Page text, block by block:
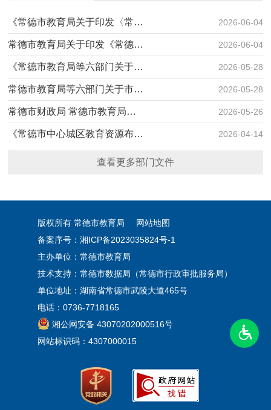
2026-06-04
《常德市教育局关于印发〈常…
2026-06-04
常德市教育局关于印发《常德…
2026-05-28
《常德市教育局等六部门关于…
2026-05-28
常德市教育局等六部门关于市…
2026-05-26
常德市财政局 常德市教育局…
2026-04-14
《常德市中心城区教育资源布…
查看更多部门文件
版权所有 常德市教育局
网站地图
备案序号： 湘ICP备2023035824号-1
主办单位：常德市教育局
技术支持：常德市数据局（常德市行政审批服务局）
单位地址：湖南省常德市武陵大道465号
电话：0736-7718165
湘公网安备 43070202000516号
网站标识码：4307000015